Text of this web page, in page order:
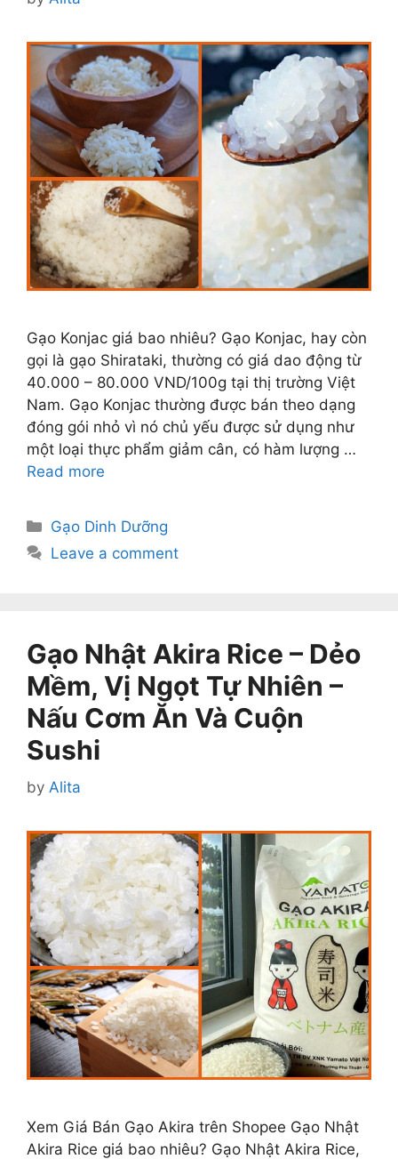
Gạo Konjac giá bao nhiêu? Gạo Konjac, hay còn
gọi là gạo Shirataki, thường có giá dao động từ
40.000 – 80.000 VND/100g tại thị trường Việt
Nam. Gạo Konjac thường được bán theo dạng
đóng gói nhỏ vì nó chủ yếu được sử dụng như
một loại thực phẩm giảm cân, có hàm lượng …
Read more
Categories
Gạo Dinh Dưỡng
Leave a comment
Gạo Nhật Akira Rice – Dẻo
Mềm, Vị Ngọt Tự Nhiên –
Nấu Cơm Ăn Và Cuộn
Sushi
by Alita
Xem Giá Bán Gạo Akira trên Shopee Gạo Nhật
Akira Rice giá bao nhiêu? Gạo Nhật Akira Rice,